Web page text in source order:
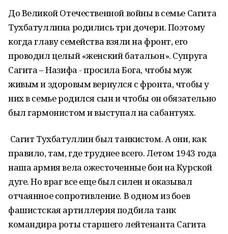
До Великой Отечественной войны в семье Сагита
Тухбатуллина родились три дочери. Поэтому
когда главу семейства взяли на фронт, его
проводил целый «женский батальон». Супруга
Сагита – Назифа - просила Бога, чтобы муж
живым и здоровым вернулся с фронта, чтобы у
них в семье родился сын и чтобы он обязательно
был гармонистом и выступал на сабантуях.
Сагит Тухбатуллин был танкистом. А они, как
правило, там, где труднее всего. Летом 1943 года
наша армия вела ожесточенные бои на Курской
дуге. Но враг все еще был силен и оказывал
отчаянное сопротивление. В одном из боев
фашистская артиллерия подбила танк
командира роты старшего лейтенанта Сагита